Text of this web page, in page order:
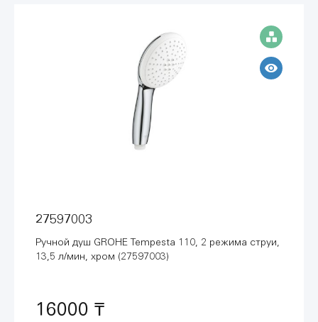
27597003
Ручной душ GROHE Tempesta 110, 2 режима струи,
13,5 л/мин, хром (27597003)
16000 ₸